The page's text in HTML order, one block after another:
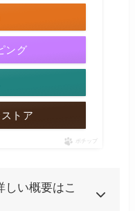
ング
トア
ポチップ
しい概要はこ